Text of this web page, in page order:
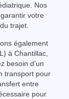
Nos
votre
trajet.
également
à Chantillac,
besoin d’un
transport pour
entre
pour